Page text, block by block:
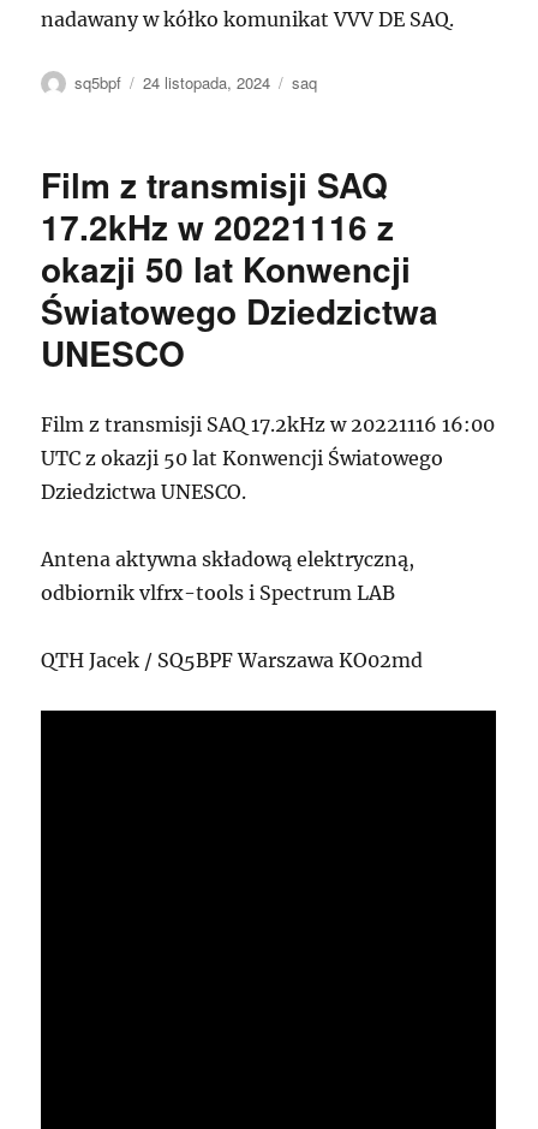
nadawany w kółko komunikat VVV DE SAQ.
Autor
sq5bpf
Data
24 listopada, 2024 Tagi
saq
Film z transmisji SAQ
17.2kHz w 20221116 z
okazji 50 lat Konwencji
Światowego Dziedzictwa
UNESCO
Film z transmisji SAQ 17.2kHz w 20221116 16:00
UTC z okazji 50 lat Konwencji Światowego
Dziedzictwa UNESCO.
Antena aktywna składową elektryczną,
odbiornik vlfrx-tools i Spectrum LAB
QTH Jacek / SQ5BPF Warszawa KO02md